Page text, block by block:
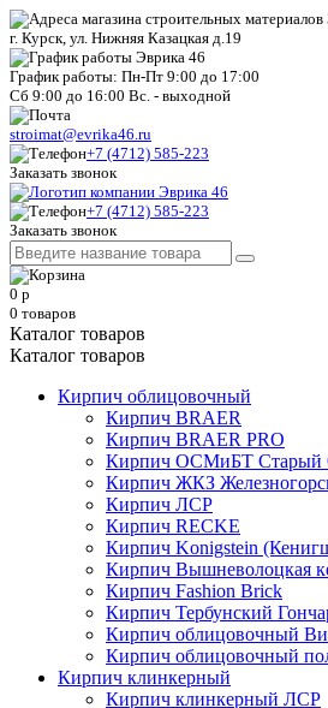
г. Курск, ул. Нижняя Казацкая д.19
График работы: Пн-Пт 9:00 до 17:00
Сб 9:00 до 16:00 Вс. - выходной
stroimat@evrika46.ru
+7 (4712) 585-223
Заказать звонок
+7 (4712) 585-223
Заказать звонок
0 р
0 товаров
Каталог товаров
Каталог товаров
Кирпич облицовочный
Кирпич BRAER
Кирпич BRAER PRO
Кирпич ОСМиБТ Старый
Кирпич ЖКЗ
Кирпич ЛСР
Кирпич RECKE
Кирпич Konigstein
Кирпич Вышневолоцкая
Кирпич Fashion Brick
Кирпич Тербунский
Кирпич облицовочный
Кирпич облицовочный
Кирпич клинкерный
Кирпич клинкерный ЛСР